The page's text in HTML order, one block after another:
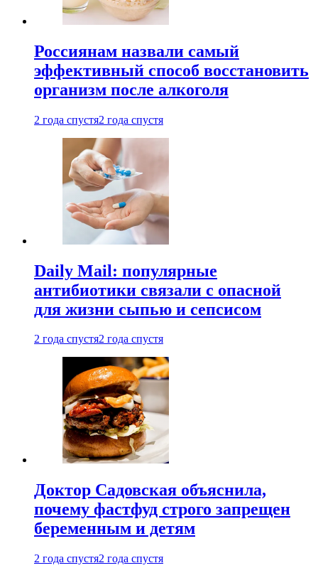
Россиянам назвали самый
эффективный способ восстановить
организм после алкоголя
2 года спустя2 года спустя
Daily Mail: популярные
антибиотики связали с опасной
для жизни сыпью и сепсисом
2 года спустя2 года спустя
Доктор Садовская объяснила,
почему фастфуд строго запрещен
беременным и детям
2 года спустя2 года спустя